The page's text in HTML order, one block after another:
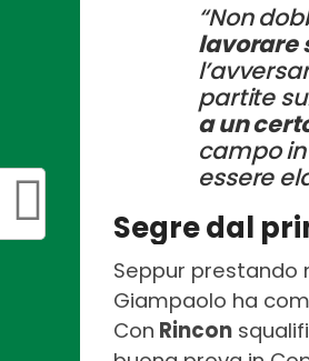
“Non
lavorare
partite
a un
campo
essere
Segre dal
Seppur prestando
Giampaolo ha
Con Rincon